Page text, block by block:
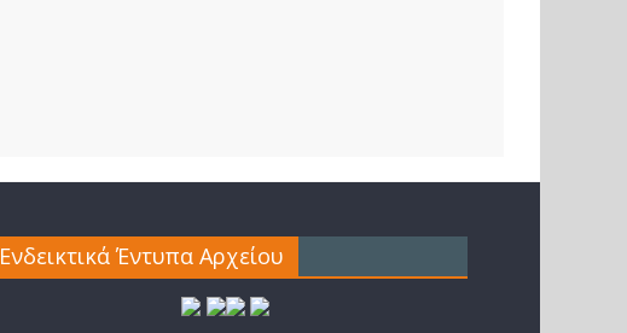
Ενδεικτικά Έντυπα Αρχείου